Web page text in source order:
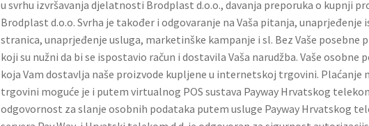
u svrhu izvršavanja djelatnosti Brodplast d.o.o., davanja preporuka o kupnji
Brodplast d.o.o. Svrha je također i odgovaranje na Vaša pitanja,
stranica, unaprjeđenje usluga, marketinške kampanje i sl. Bez Vaše
koji su nužni da bi se ispostavio račun i dostavila Vaša narudžba. Vaše
koja Vam dostavlja naše proizvode kupljene u internetskoj trgovini. Plaćanje
trgovini moguće je i putem virtualnog POS sustava Payway Hrvatskog
odgovornost za slanje osobnih podataka putem usluge Payway Hrvatskog